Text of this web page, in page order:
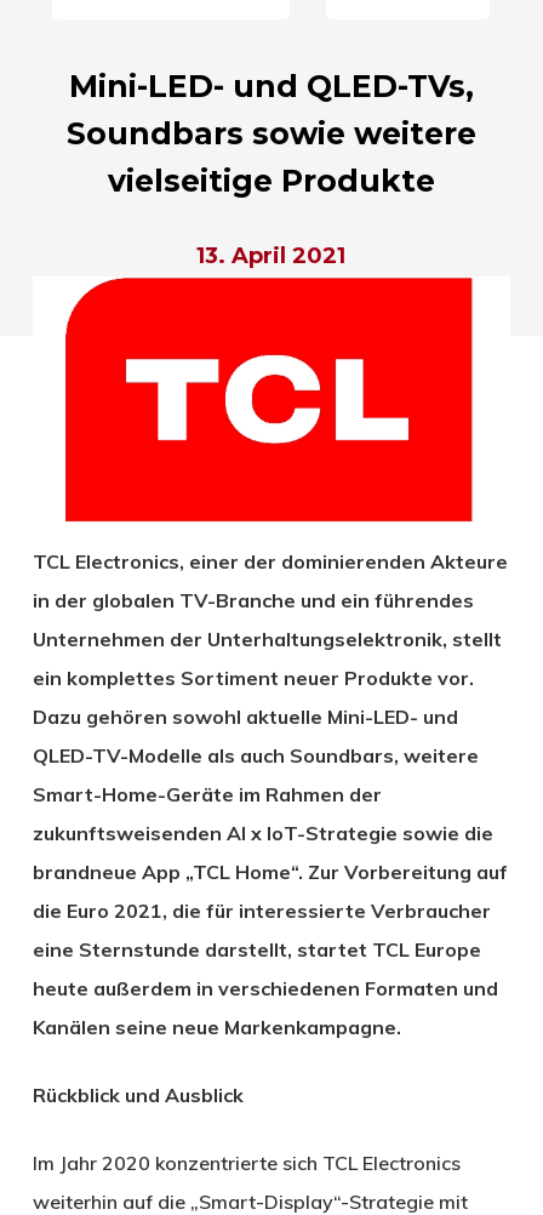
Mini-LED- und QLED-TVs,
Soundbars sowie weitere
vielseitige Produkte
13. April 2021
TCL Electronics, einer der dominierenden Akteure
in der globalen TV-Branche und ein führendes
Unternehmen der Unterhaltungselektronik, stellt
ein komplettes Sortiment neuer Produkte vor.
Dazu gehören sowohl aktuelle Mini-LED- und
QLED-TV-Modelle als auch Soundbars, weitere
Smart-Home-Geräte im Rahmen der
zukunftsweisenden AI x IoT-Strategie sowie die
brandneue App „TCL Home“. Zur Vorbereitung auf
die Euro 2021, die für interessierte Verbraucher
eine Sternstunde darstellt, startet TCL Europe
heute außerdem in verschiedenen Formaten und
Kanälen seine neue Markenkampagne.
Rückblick und Ausblick
Im Jahr 2020 konzentrierte sich TCL Electronics
weiterhin auf die „Smart-Display“-Strategie mit